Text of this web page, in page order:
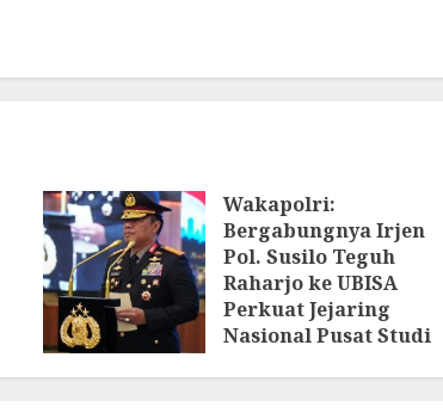
Wakapolri:
Bergabungnya Irjen
Pol. Susilo Teguh
Raharjo ke UBISA
Perkuat Jejaring
Nasional Pusat Studi